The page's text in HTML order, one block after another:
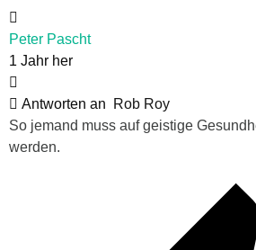
Peter Pascht
1 Jahr her
Antworten an
Rob Roy
So jemand muss auf geistige
werden.